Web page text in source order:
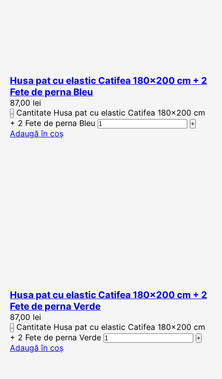
Husa pat cu elastic Catifea 180×200 cm + 2
Fete de perna Bleu
87,00 lei
Cantitate Husa pat cu elastic Catifea 180×200 cm
+ 2 Fete de perna Bleu
Adaugă în coș
Husa pat cu elastic Catifea 180×200 cm + 2
Fete de perna Verde
87,00 lei
Cantitate Husa pat cu elastic Catifea 180×200 cm
+ 2 Fete de perna Verde
Adaugă în coș